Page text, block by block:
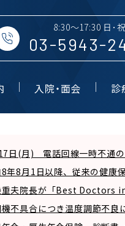
8:30～17:30 日･
03-5943-
入院・面会 診
日(月) 電話回線一時不通の
年8月1日以降、従来の健康
重夫院長が「Best Doctors
不具合につき温度調節不良